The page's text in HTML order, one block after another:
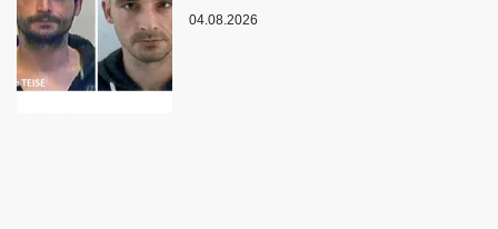
04.08.2026